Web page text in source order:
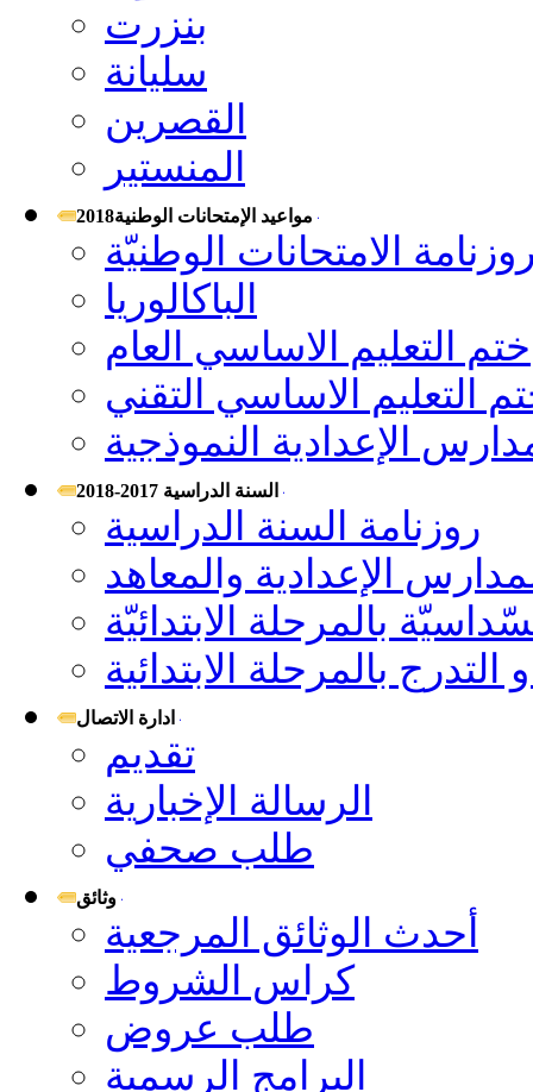
بنزرت
سليانة
القصرين
المنستير
مواعيد الإمتحانات الوطنية2018
الامتحانات الوطنيّة
الباكالوريا
ختم التعليم الاساسي العام
التعليم الاساسي التقني
الإعدادية النموذجية
السنة الدراسية 2017-2018
روزنامة السنة الدراسية
الإعدادية والمعاهد
بالمرحلة الابتدائيّة
التدرج بالمرحلة الابتدائية
ادارة الاتصال
تقديم
الرسالة الإخبارية
طلب صحفي
وثائق
أحدث الوثائق المرجعية
كراس الشروط
طلب عروض
البرامج الرسمية